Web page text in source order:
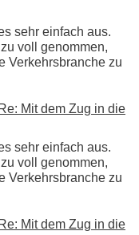
sehr einfach aus.
voll genommen,
Verkehrsbranche zu
Mit dem Zug in die
sehr einfach aus.
voll genommen,
Verkehrsbranche zu
Mit dem Zug in die